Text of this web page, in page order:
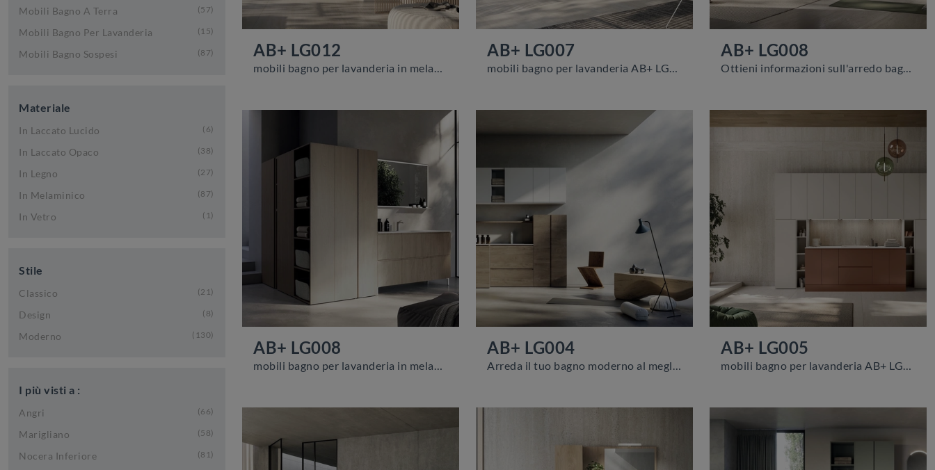
Mobili Bagno A Terra 57
Mobili Bagno Per Lavanderia 15
Mobili Bagno Sospesi 87
Materiale
In Laccato Lucido 6
In Laccato Opaco 38
In Legno 27
In Melaminico 87
In Vetro 1
Stile
Classico 21
Design 8
Moderno 130
I più visti a :
Angri 66
Marigliano 58
Nocera Inferiore 81
AB+ LG012
mobili bagno per lavanderia in melaminico del marchio Compab: clicca e scopri l'arredo bagno moderno AB+ LG012 per il tuo bagno.
AB+ LG007
mobili bagno per lavanderia AB+ LG007 di Compab: scopri l'Arredo Bagno in melaminico moderno e arreda la stanza del benessere.
AB+ LG008
Ottieni informazioni sull'arredo bagno moderno: mobili bagno per lavanderia in melaminico come il modello AB+ LG008 di Compab ti attendono.
AB+ LG008 AB+ LG004 AB+ LG005